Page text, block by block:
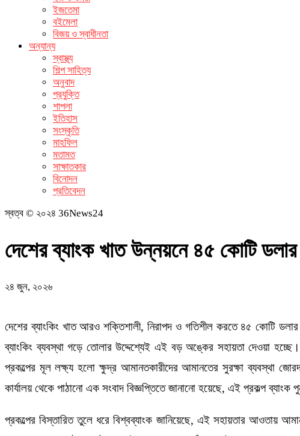
ইজতেমা
বইমেলা
বিজয় ও স্বাধীনতা
অন্যান্য
স্বাস্থ্য
শিল্প সাহিত্য
অনুবাদ
প্রযুক্তি
শাপলা
ইতিহাস
সংস্কৃতি
মাহফিল
মতামত
সাক্ষাতকার
বিনোদন
প্রতিবেদন
স্বত্ব © ২০২৪ 36News24
দেশের ব্যাংক খাত উন্নয়নে ৪৫ কোটি ডলার
২৪ জুন, ২০২৬
দেশের ব্যাংকিং খাত আরও শক্তিশালী, নিরাপদ ও গতিশীল করতে ৪৫ কোটি
ব্যাংকিং ব্যবস্থা গড়ে তোলার উদ্দেশ্যেই এই বড় অঙ্কের সহায়তা দেওয়া
প্রকল্পের মূল লক্ষ্য হলো ক্ষুদ্র আমানতকারীদের আমানতের সুরক্ষা ব্যবস্থা
কার্যালয় থেকে পাঠানো এক সংবাদ বিজ্ঞপ্তিতে জানানো হয়েছে, এই প্রকল্প ব্যাংক
প্রকল্পের বিস্তারিত তুলে ধরে বিশ্বব্যাংক জানিয়েছে, এই সহায়তার আওতায়